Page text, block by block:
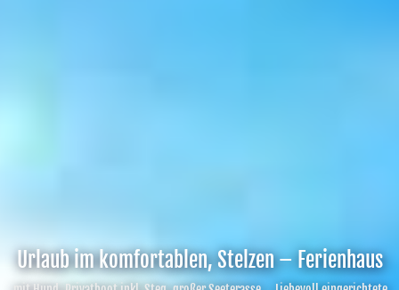
Urlaub im komfortablen, Stelzen – Ferienhaus